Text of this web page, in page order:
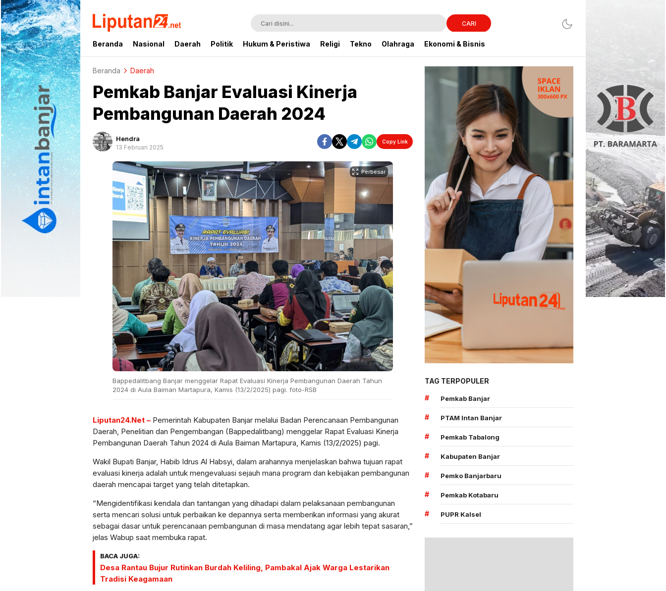
liputan24.net
CARI
Beranda Nasional Daerah Politik Hukum & Peristiwa Religi Tekno Olahraga Ekonomi & Bisnis
Beranda Daerah
Pemkab Banjar Evaluasi Kinerja
Pembangunan Daerah 2024
Hendra
13 Februari 2025
Copy Link
Perbesar
Bappedalitbang Banjar menggelar Rapat Evaluasi Kinerja Pembangunan Daerah Tahun
2024 di Aula Baiman Martapura, Kamis (13/2/2025) pagi. foto-RSB
Liputan24.Net – Pemerintah Kabupaten Banjar melalui Badan Perencanaan Pembangunan
Daerah, Penelitian dan Pengembangan (Bappedalitbang) menggelar Rapat Evaluasi Kinerja
Pembangunan Daerah Tahun 2024 di Aula Baiman Martapura, Kamis (13/2/2025) pagi.
Wakil Bupati Banjar, Habib Idrus Al Habsyi, dalam arahannya menjelaskan bahwa tujuan rapat
evaluasi kinerja adalah untuk mengevaluasi sejauh mana program dan kebijakan pembangunan
daerah mencapai target yang telah ditetapkan.
“Mengidentifikasi kendala dan tantangan yang dihadapi dalam pelaksanaan pembangunan
serta mencari solusi untuk perbaikan ke depannya serta memberikan informasi yang akurat
sebagai dasar untuk perencanaan pembangunan di masa mendatang agar lebih tepat sasaran,”
jelas Wabup saat membuka rapat.
BACA JUGA:
Desa Rantau Bujur Rutinkan Burdah Keliling, Pambakal Ajak Warga Lestarikan
Tradisi Keagamaan
TAG TERPOPULER
#
Pemkab Banjar
# PTAM Intan Banjar
# Pemkab Tabalong
# Kabupaten Banjar
# Pemko Banjarbaru
# Pemkab Kotabaru
# PUPR Kalsel